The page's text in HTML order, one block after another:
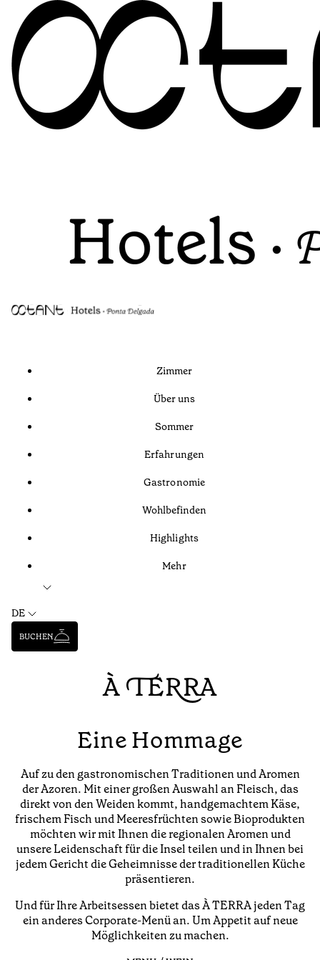
Zimmer
Über uns
Sommer
Erfahrungen
Gastronomie
Wohlbefinden
Highlights
Mehr
DE
BUCHEN
À TERRA
Eine Hommage
Auf zu den gastronomischen Traditionen und Aromen
der Azoren. Mit einer großen Auswahl an Fleisch, das
direkt von den Weiden kommt, handgemachtem Käse,
frischem Fisch und Meeresfrüchten sowie Bioprodukten
möchten wir mit Ihnen die regionalen Aromen und
unsere Leidenschaft für die Insel teilen und in Ihnen bei
jedem Gericht die Geheimnisse der traditionellen Küche
präsentieren.
Und für Ihre Arbeitsessen bietet das À TERRA jeden Tag
ein anderes Corporate-Menü an. Um Appetit auf neue
Möglichkeiten zu machen.